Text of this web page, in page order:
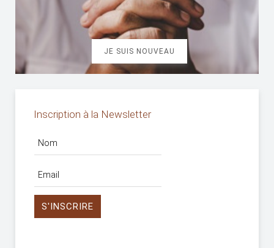
JE SUIS NOUVEAU
Inscription à la Newsletter